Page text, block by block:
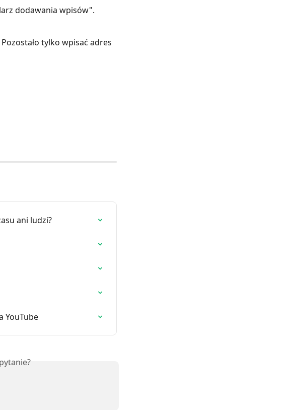
dodawania wpisów".
tylko wpisać adres
ani ludzi?
YouTube